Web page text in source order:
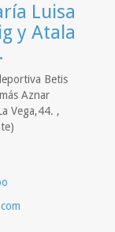
Luisa
y Atala
Betis
Aznar
Vega,44. ,